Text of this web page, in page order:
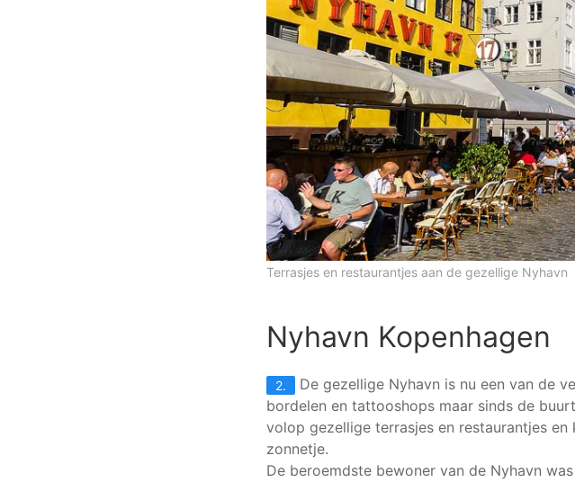
Terrasjes en restaurantjes aan de gezellige Nyhavn
Nyhavn Kopenhagen
2.
De gezellige Nyhavn is nu een van de
bordelen en tattooshops maar sinds de
volop gezellige terrasjes en restaurantjes
zonnetje.
De beroemdste bewoner van de Nyhavn